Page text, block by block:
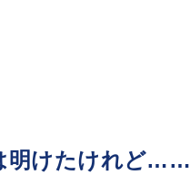
明けたけれど……